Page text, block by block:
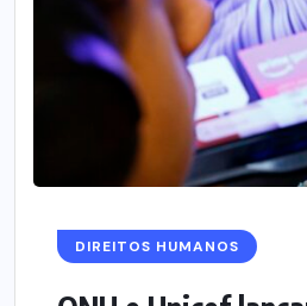
DIREITOS HUMANOS